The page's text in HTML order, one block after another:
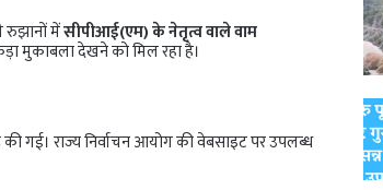
रुझानों मेंसीपीआई(एम) के नेतृत्व वाले वाम
मुकाबला देखने को मिल रहा है।
गई। राज्य निर्वाचन आयोग की वेबसाइट पर उपलब्ध